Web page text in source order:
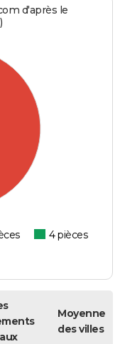
d'après le
4 pièces
Moyenne
des villes